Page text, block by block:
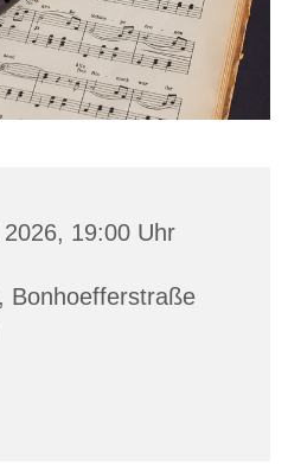
19:00 Uhr
Bonhoefferstraße